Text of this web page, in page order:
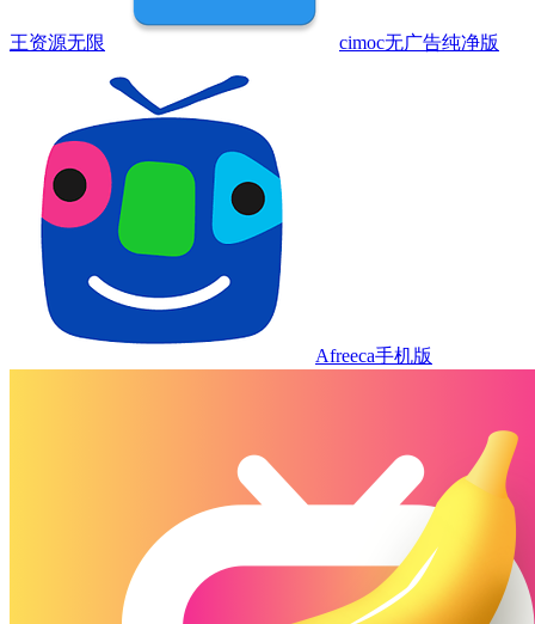
王资源无限 cimoc无广告纯净版
Afreeca手机版